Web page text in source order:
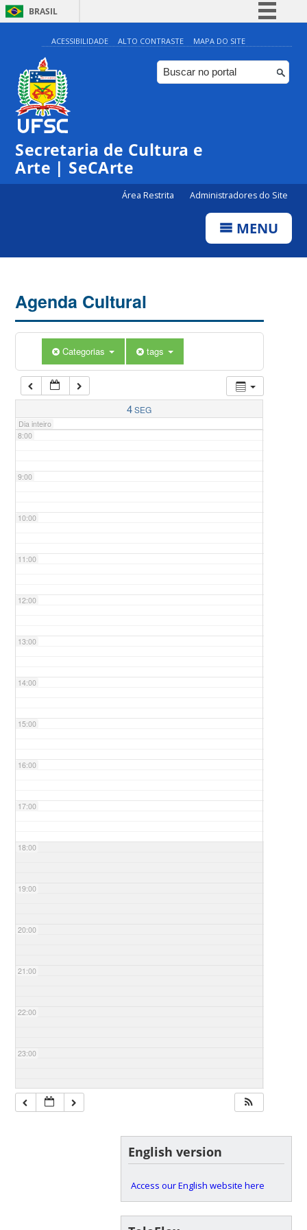
BRASIL
Simplifique!
Comunica BR
Participe
ACESSIBILIDADE ALTO CONTRASTE MAPA DO SITE
Secretaria de Cultura e
Arte | SeCArte
Área Restrita Administradores do Site
MENU
Agenda Cultural
Categorias tags
4SEG
Dia inteiro
0:00
1:00
5:00
7:00
8:00
9:00
10:00
11:00
12:00
13:00
14:00
15:00
16:00
17:00
18:00
19:00
20:00
21:00
22:00
23:00
English version
Access our English website here